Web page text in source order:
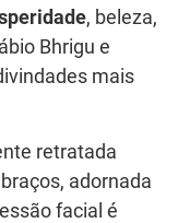
, beleza,
Bhrigu e
mais
retratada
adornada
facial é